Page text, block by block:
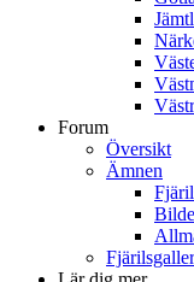
Forum
Översikt
Ämnen